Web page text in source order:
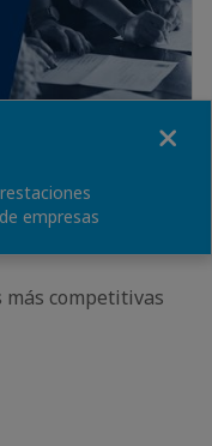
en procesos
competitivas
empresas